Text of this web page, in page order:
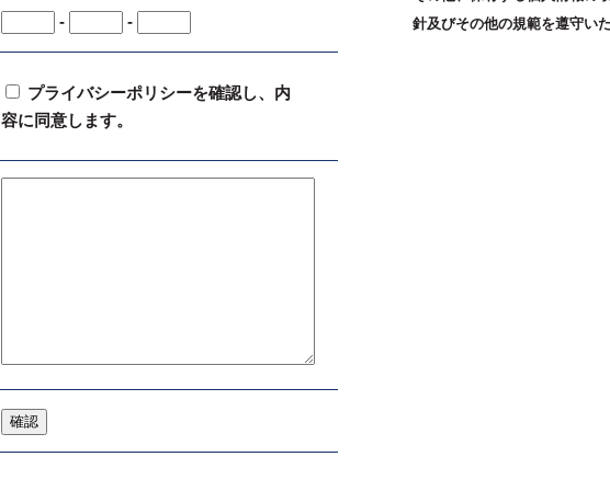
- -
プライバシーポリシーを確認し、内
容に同意します。
針及びその他の規範を遵守い